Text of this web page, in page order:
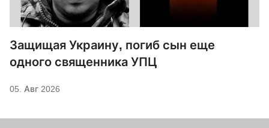
Защищая Украину, погиб сын еще
одного священника УПЦ
05. Авг 2026